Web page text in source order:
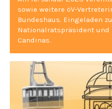
sowie weitere öV-
Bundeshaus. Eingeladen
Nationalratspräsident und
Candinas.